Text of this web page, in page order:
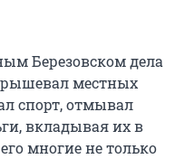
Березовском дела
местных
спорт, отмывал
вкладывая их в
многие не только